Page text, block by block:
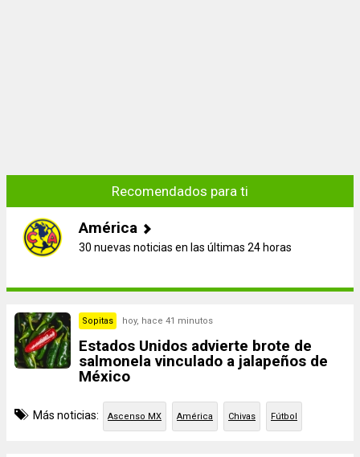
Recomendados para ti
América
30 nuevas noticias en las últimas 24 horas
Sopitas hoy, hace 41 minutos
Estados Unidos advierte brote de
salmonela vinculado a jalapeños de
México
Más noticias: Ascenso MX América Chivas Fútbol